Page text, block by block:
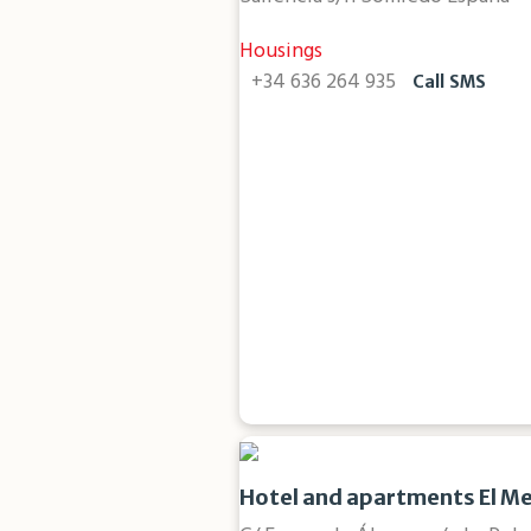
Housings
+34 636 264 935
Call SMS
Hotel and apartments El